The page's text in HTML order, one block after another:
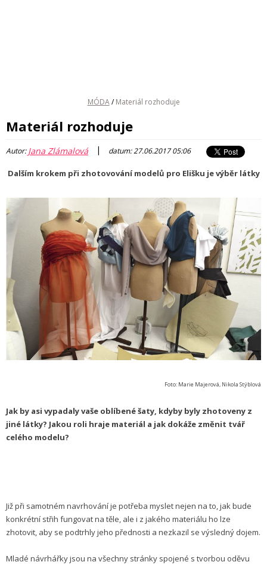
MÓDA / Materiál rozhoduje
Materiál rozhoduje
Autor:Jana Zlámalová | datum: 27.06.2017 05:06
Dalším krokem při zhotovování modelů pro Elišku je výběr látky
Foto: Marie Majerová, Nikola Stýblová
Jak by asi vypadaly vaše oblíbené šaty, kdyby byly zhotoveny z
jiné látky? Jakou roli hraje materiál a jak dokáže změnit tvář
celého modelu?
Již při samotném navrhování je potřeba myslet nejen na to, jak bude
konkrétní střih fungovat na těle, ale i z jakého materiálu ho lze
zhotovit, aby se podtrhly jeho přednosti a nezkazil se výsledný dojem.
Mladé návrhářky jsou na všechny stránky spojené s tvorbou oděvu